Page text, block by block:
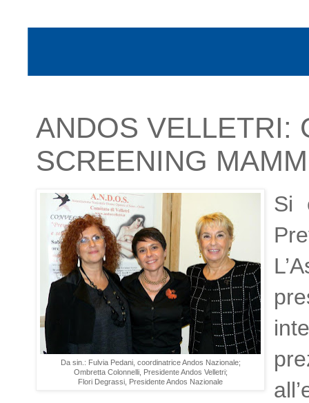
ANDOS VELLETRI:
SCREENING
Da sin.: Fulvia Pedani, coordinatrice Andos Nazionale;
Ombretta Colonnelli, Presidente Andos Velletri;
Flori Degrassi, Presidente Andos Nazionale
Si